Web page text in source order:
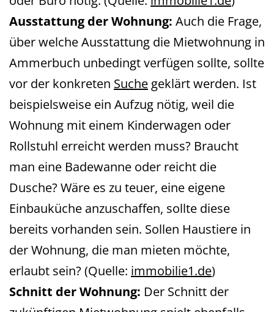
Ausstattung der Wohnung: Auch die Frage,
über welche Ausstattung die Mietwohnung in
Ammerbuch unbedingt verfügen sollte, sollte
vor der konkreten Suche geklärt werden. Ist
beispielsweise ein Aufzug nötig, weil die
Wohnung mit einem Kinderwagen oder
Rollstuhl erreicht werden muss? Braucht
man eine Badewanne oder reicht die
Dusche? Wäre es zu teuer, eine eigene
Einbauküche anzuschaffen, sollte diese
bereits vorhanden sein. Sollen Haustiere in
der Wohnung, die man mieten möchte,
erlaubt sein? (Quelle: immobilie1.de)
Schnitt der Wohnung: Der Schnitt der